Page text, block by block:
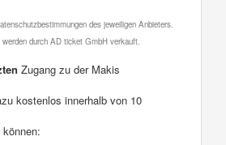
des jeweiligen Anbieters.
durch AD ticket GmbH verkauft.
Zugang zu der Makis
kostenlos innerhalb von 10